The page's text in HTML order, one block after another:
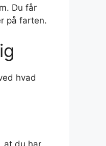
Du får
på farten.
hvad
at du har